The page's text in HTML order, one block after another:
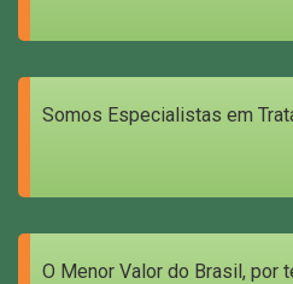
Somos Especialistas em
O Menor Valor do Brasil, por